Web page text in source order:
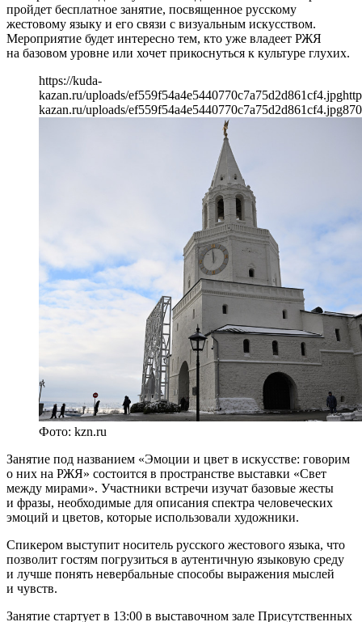
пройдет бесплатное занятие, посвященное русскому
жестовому языку и его связи с визуальным искусством.
Мероприятие будет интересно тем, кто уже владеет РЖЯ
на базовом уровне или хочет прикоснуться к культуре глухих.
https://kuda-
kazan.ru/uploads/ef559f54a4e5440770c7a75d2d861cf4.jpg
kazan.ru/uploads/ef559f54a4e5440770c7a75d2d861cf4.jpg870
Фото: kzn.ru
Занятие под названием «Эмоции и цвет в искусстве: говорим
о них на РЖЯ» состоится в пространстве выставки «Свет
между мирами». Участники встречи изучат базовые жесты
и фразы, необходимые для описания спектра человеческих
эмоций и цветов, которые использовали художники.
Спикером выступит носитель русского жестового языка, что
позволит гостям погрузиться в аутентичную языковую среду
и лучше понять невербальные способы выражения мыслей
и чувств.
Занятие стартует в 13:00 в выставочном зале Присутственных